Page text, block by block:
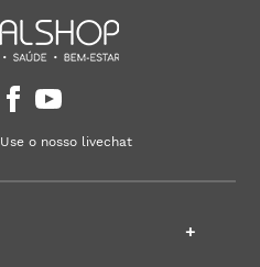
Use o nosso livechat
+